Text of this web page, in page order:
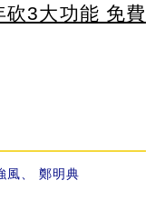
3大功能 免費
風 鄭明典